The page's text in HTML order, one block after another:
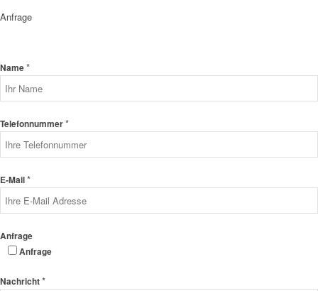
Anfrage
Name*
Telefonnummer*
E-Mail*
Anfrage
Anfrage
Nachricht*